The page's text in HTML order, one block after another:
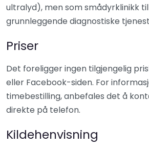
ultralyd), men som smådyrklinikk
grunnleggende diagnostiske
Priser
Det foreligger ingen tilgjengelig
eller Facebook-siden. For
timebestilling, anbefales det å
direkte på telefon.
Kildehenvisning